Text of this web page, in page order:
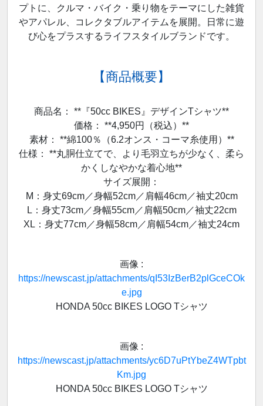
プトに、クルマ・バイク・乗り物をテーマにした雑貨
やアパレル、コレクタブルアイテムを展開。日常に遊
び心をプラスするライフスタイルブランドです。
【商品概要】
商品名： **『50cc BIKES』デザインTシャツ**
価格： **4,950円（税込）**
素材： **綿100％（6.2オンス・コーマ糸使用）**
仕様： **丸胴仕立てで、より毛羽立ちが少なく、柔ら
かくしなやかな着心地**
サイズ展開：
M：身丈69cm／身幅52cm／肩幅46cm／袖丈20cm
L：身丈73cm／身幅55cm／肩幅50cm／袖丈22cm
XL：身丈77cm／身幅58cm／肩幅54cm／袖丈24cm
画像 :
https://newscast.jp/attachments/qI53IzBerB2plGceCOk
e.jpg
HONDA 50cc BIKES LOGO Tシャツ
画像 :
https://newscast.jp/attachments/yc6D7uPtYbeZ4WTpbt
Km.jpg
HONDA 50cc BIKES LOGO Tシャツ